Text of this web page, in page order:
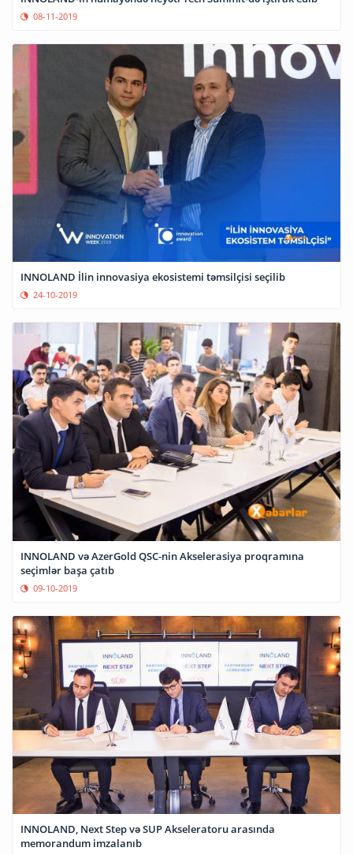
08-11-2019
INNOLAND İlin innovasiya ekosistemi təmsilçisi seçilib
24-10-2019
INNOLAND və AzerGold QSC-nin Akselerasiya proqramına
seçimlər başa çatıb
09-10-2019
INNOLAND, Next Step və SUP Akseleratoru arasında
memorandum imzalanıb